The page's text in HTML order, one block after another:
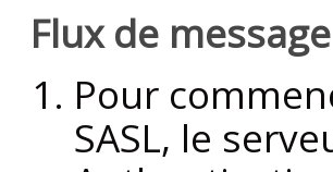
Flux de
Pour
SASL, le